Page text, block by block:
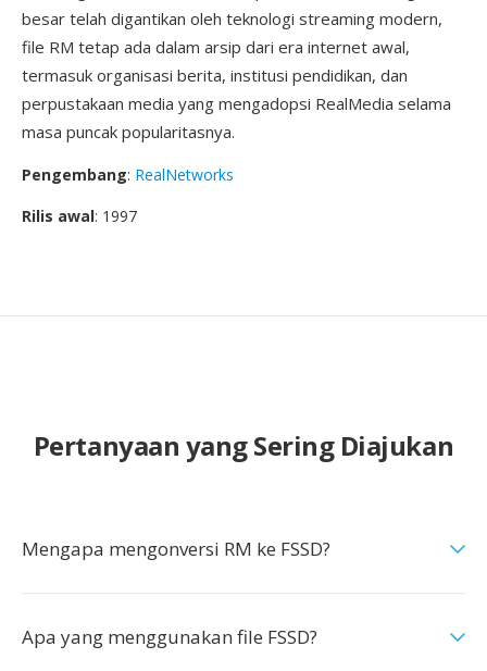
besar telah digantikan oleh teknologi streaming modern,
file RM tetap ada dalam arsip dari era internet awal,
termasuk organisasi berita, institusi pendidikan, dan
perpustakaan media yang mengadopsi RealMedia selama
masa puncak popularitasnya.
Pengembang: RealNetworks
Rilis awal: 1997
Pertanyaan yang Sering Diajukan
Mengapa mengonversi RM ke FSSD?
Apa yang menggunakan file FSSD?